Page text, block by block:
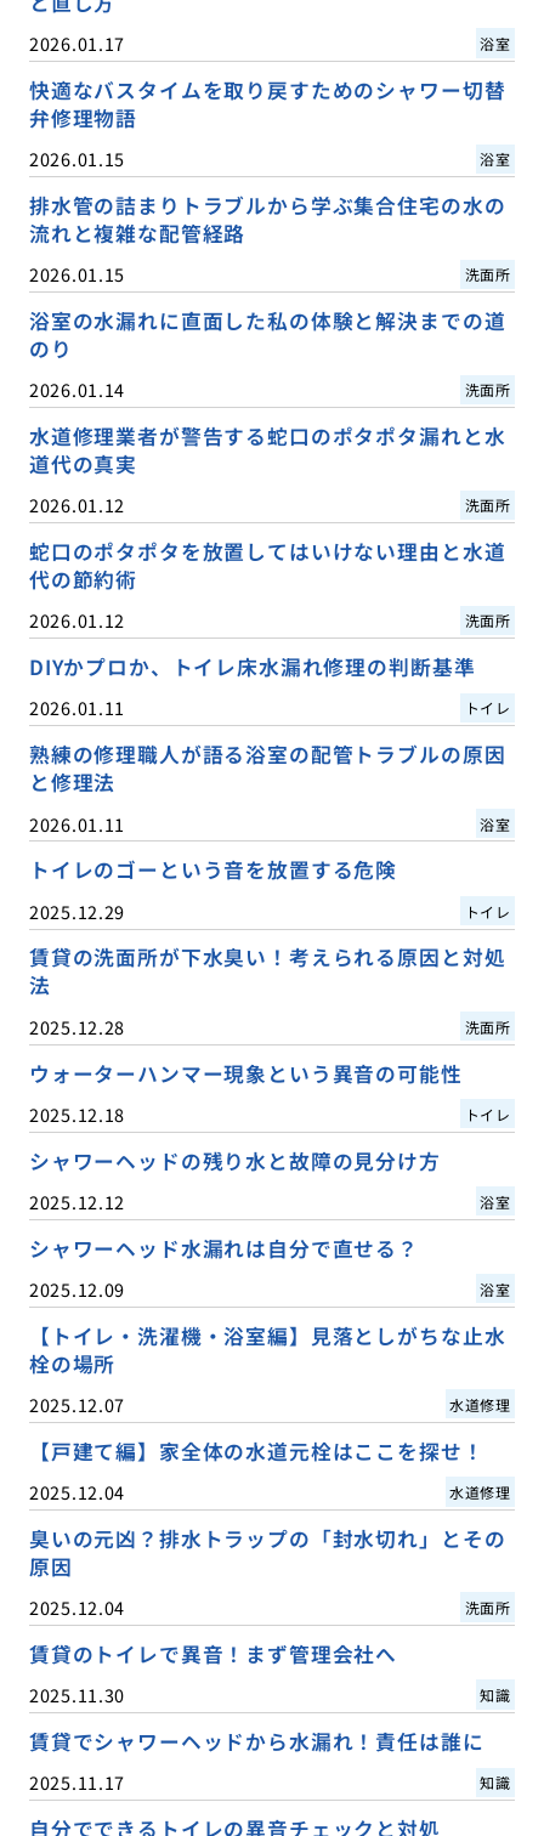
2026.01.17 浴室
快適なバスタイムを取り戻すためのシャワー切替
弁修理物語
2026.01.15 浴室
排水管の詰まりトラブルから学ぶ集合住宅の水の
流れと複雑な配管経路
2026.01.15 洗面所
浴室の水漏れに直面した私の体験と解決までの道
のり
2026.01.14 洗面所
水道修理業者が警告する蛇口のポタポタ漏れと水
道代の真実
2026.01.12 洗面所
蛇口のポタポタを放置してはいけない理由と水道
代の節約術
2026.01.12 洗面所
DIYかプロか、トイレ床水漏れ修理の判断基準
2026.01.11 トイレ
熟練の修理職人が語る浴室の配管トラブルの原因
と修理法
2026.01.11 浴室
トイレのゴーという音を放置する危険
2025.12.29 トイレ
賃貸の洗面所が下水臭い！考えられる原因と対処
法
2025.12.28 洗面所
ウォーターハンマー現象という異音の可能性
2025.12.18 トイレ
シャワーヘッドの残り水と故障の見分け方
2025.12.12 浴室
シャワーヘッド水漏れは自分で直せる？
2025.12.09 浴室
【トイレ・洗濯機・浴室編】見落としがちな止水
栓の場所
2025.12.07 水道修理
【戸建て編】家全体の水道元栓はここを探せ！
2025.12.04 水道修理
臭いの元凶？排水トラップの「封水切れ」とその
原因
2025.12.04 洗面所
賃貸のトイレで異音！まず管理会社へ
2025.11.30 知識
賃貸でシャワーヘッドから水漏れ！責任は誰に
2025.11.17 知識
自分でできるトイレの異音チェックと対処